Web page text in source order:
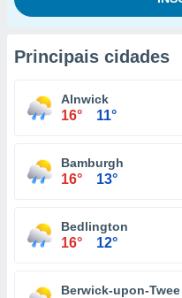
Principais cidades
Alnwick
16° 11°
Bamburgh
16° 13°
Bedlington
16° 12°
Berwick-upon-Tweed